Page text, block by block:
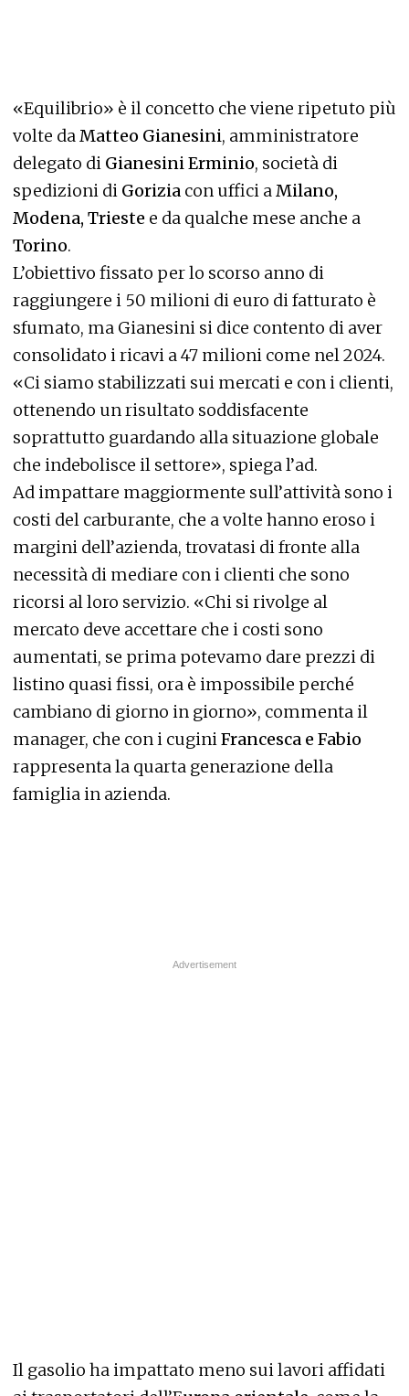
«Equilibrio» è il concetto che viene ripetuto più
volte daMatteo Gianesini, amministratore
delegato di Gianesini Erminio, società di
spedizioni di Gorizia con uffici aMilano,
Modena, Trieste e da qualche mese anche a
Torino.
L’obiettivo fissato per lo scorso anno di
raggiungere i 50 milioni di euro di fatturato è
sfumato, ma Gianesini si dice contento di aver
consolidato i ricavi a 47 milioni come nel 2024.
«Ci siamo stabilizzati sui mercati e con i clienti,
ottenendo un risultato soddisfacente
soprattutto guardando alla situazione globale
che indebolisce il settore», spiega l’ad.
Ad impattare maggiormente sull’attività sono i
costi del carburante, che a volte hanno eroso i
margini dell’azienda, trovatasi di fronte alla
necessità di mediare con i clienti che sono
ricorsi al loro servizio. «Chi si rivolge al
mercato deve accettare che i costi sono
aumentati, se prima potevamo dare prezzi di
listino quasi fissi, ora è impossibile perché
cambiano di giorno in giorno», commenta il
manager, che con i cuginiFrancesca e Fabio
rappresenta la quarta generazione della
famiglia in azienda.
Il gasolio ha impattato meno sui lavori affidati